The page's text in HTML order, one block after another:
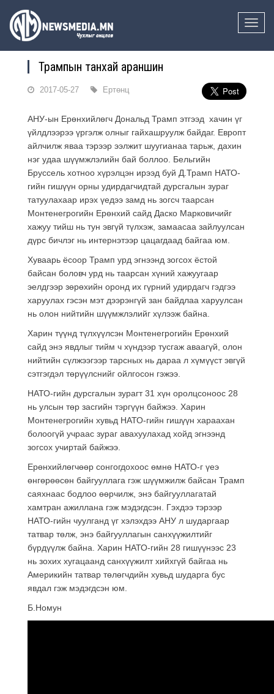
Toggle
Трампын танхай араншин
2017-05-27 Ертөнц
АНУ-ын Ерөнхийлөгч Дональд Трамп этгээд хачин үг
үйлдлээрээ үргэлж олныг гайхашруулж байдаг. Европт
айлчилж яваа тэрээр ээлжит шуугианаа тарьж, дахин
нэг удаа шүүмжлэлийн бай боллоо. Бельгийн
Бруссель хотноо хүрэлцэн ирээд буй Д.Трамп НАТО-
гийн гишүүн орны удирдагчидтай дурсгалын зураг
татуулахаар ирэх үедээ замд нь зогсч таарсан
Монтенегрогийн Ерөнхий сайд Даско Марковичийг
хажуу тийш нь тун эвгүй түлхэж, замаасаа зайлуулсан
дүрс бичлэг нь интернэтээр цацагдаад байгаа юм.
Хуваарь ёсоор Трамп урд эгнээнд зогсох ёстой
байсан боловч урд нь таарсан хүний хажуугаар
эелдгээр зөрөхийн оронд их гүрний удирдагч гэдгээ
харуулах гэсэн мэт дээрэнгүй зан байдлаа харуулсан
нь олон нийтийн шүүмжлэлийг хүлээж байна.
Харин түүнд түлхүүлсэн Монтенегрогийн Ерөнхий
сайд энэ явдлыг тийм ч хүндээр тусгаж аваагүй, олон
нийтийн сүлжээгээр тарсных нь дараа л хүмүүст эвгүй
сэтгэгдэл төрүүлснийг ойлгосон гэжээ.
НАТО-гийн дурсгалын зурагт 31 хүн оролцсоноос 28
нь улсын төр засгийн тэргүүн байжээ. Харин
Монтенегрогийн хувьд НАТО-гийн гишүүн хараахан
болоогүй учраас зураг авахуулахад хойд эгнээнд
зогсох учиртай байжээ.
Ерөнхийлөгчөөр сонгогдохоос өмнө НАТО-г үеэ
өнгөрөөсөн байгууллага гэж шүүмжилж байсан Трамп
саяхнаас бодлоо өөрчилж, энэ байгууллагатай
хамтран ажиллана гэж мэдэгдсэн. Гэхдээ тэрээр
НАТО-гийн чуулганд үг хэлэхдээ АНУ л шударгаар
татвар төлж, энэ байгууллагын санхүүжилтийг
бүрдүүлж байна. Харин НАТО-гийн 28 гишүүнээс 23
нь зохих хугацаанд санхүүжилт хийхгүй байгаа нь
Америкийн татвар төлөгчдийн хувьд шударга бус
явдал гэж мэдэгдсэн юм.
Б.Номун